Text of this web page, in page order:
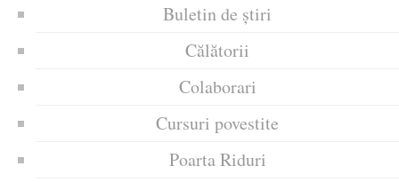
Buletin de știri
Călătorii
Colaborari
Cursuri povestite
Poarta Riduri